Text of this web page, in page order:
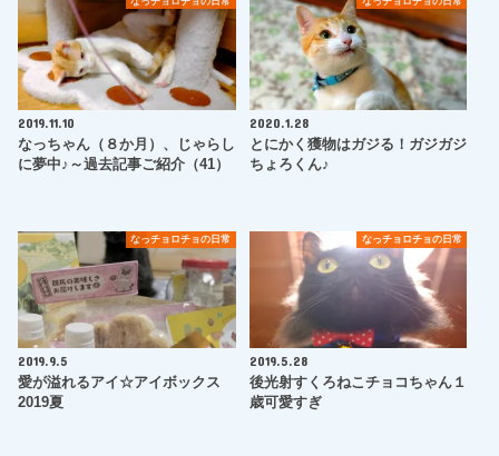
2019.11.10
なっちゃん（８か月）、じゃらし
に夢中♪～過去記事ご紹介（41）
2020.1.28
とにかく獲物はガジる！ガジガジ
ちょろくん♪
なっチョロチョの日常
2019.9.5
愛が溢れるアイ☆アイボックス
2019夏
なっチョロチョの日常
2019.5.28
後光射すくろねこチョコちゃん１
歳可愛すぎ